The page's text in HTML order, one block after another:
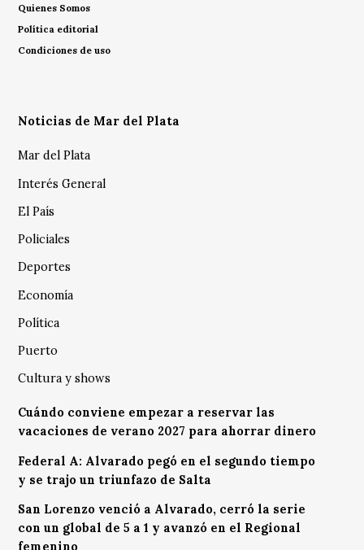
Quienes Somos
Política editorial
Condiciones de uso
Noticias de Mar del Plata
Mar del Plata
Interés General
El País
Policiales
Deportes
Economía
Política
Puerto
Cultura y shows
Cuándo conviene empezar a reservar las
vacaciones de verano 2027 para ahorrar dinero
Federal A: Alvarado pegó en el segundo tiempo
y se trajo un triunfazo de Salta
San Lorenzo venció a Alvarado, cerró la serie
con un global de 5 a 1 y avanzó en el Regional
femenino